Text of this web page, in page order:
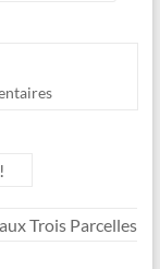
Trois Parcelles